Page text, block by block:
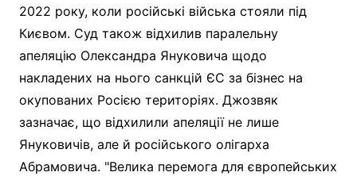
2022 року, коли російські війська стояли під
Києвом. Суд також відхилив паралельну
апеляцію Олександра Януковича щодо
накладених на нього санкцій ЄС за бізнес на
окупованих Росією територіях. Джозвяк
зазначає, що відхилили апеляції не лише
Януковичів, але й російського олігарха
Абрамовича. "Велика перемога для європейських